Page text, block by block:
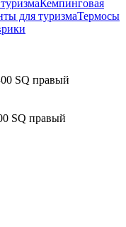
Кемпинговая
для туризмаТермосы
SQ правый
SQ правый